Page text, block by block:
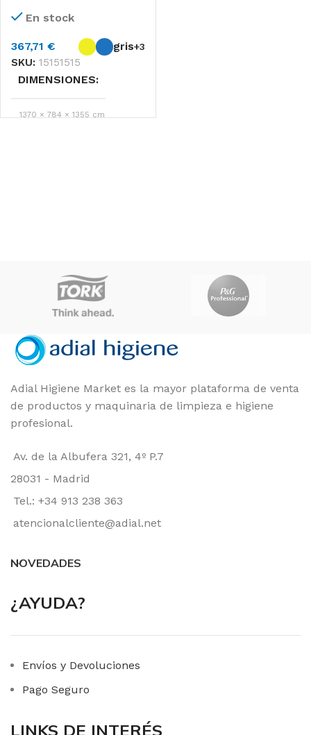
En stock
367,71 € gris+3
SKU: 15151515
DIMENSIONES
1370 × 784 × 1355 cm
FORMATO Unidad
Adial Higiene Market es la mayor plataforma de venta
de productos y maquinaria de limpieza e higiene
profesional.
Av. de la Albufera 321, 4º P.7
28031 - Madrid
Tel.: +34 913 238 363
atencionalcliente@adial.net
NOVEDADES
¿AYUDA?
Envíos y Devoluciones
Pago Seguro
LINKS DE INTERÉS